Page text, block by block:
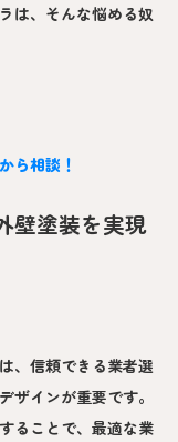
は、そんな悩める奴
ら相談！
壁塗装を実現
、信頼できる業者選
ザインが重要です。
ることで、最適な業